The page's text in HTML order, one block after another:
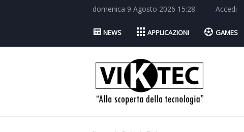
domenica 9 Agosto 2026 15:28 Accedi
NEWS APPLICAZIONI GAMES
Viktec.net